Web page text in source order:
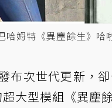
哈姆特《異塵餘生》哈
布次世代更新，
大型模組《異塵